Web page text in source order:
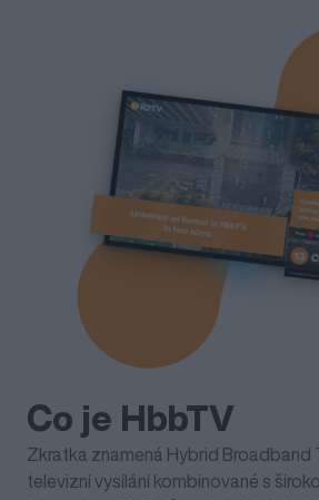
Co je HbbTV
Zkratka znamená Hybrid Broadband
televizní vysílání kombinované s